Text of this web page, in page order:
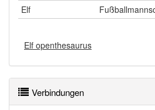
Nominativ
die Elf
Elf
Elf openthesaurus
Verbindungen